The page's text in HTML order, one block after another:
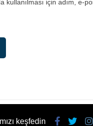
kullanılması için adım, e-
keşfedin